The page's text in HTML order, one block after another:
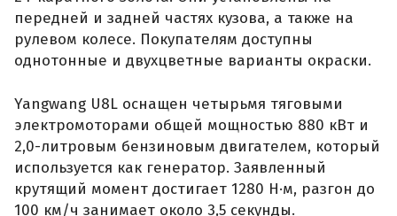
передней и задней частях кузова, а также на
рулевом колесе. Покупателям доступны
однотонные и двухцветные варианты окраски.
Yangwang U8L оснащен четырьмя тяговыми
электромоторами общей мощностью 880 кВт и
2,0-литровым бензиновым двигателем, который
используется как генератор. Заявленный
крутящий момент достигает 1280 Н·м, разгон до
100 км/ч занимает около 3,5 секунды.